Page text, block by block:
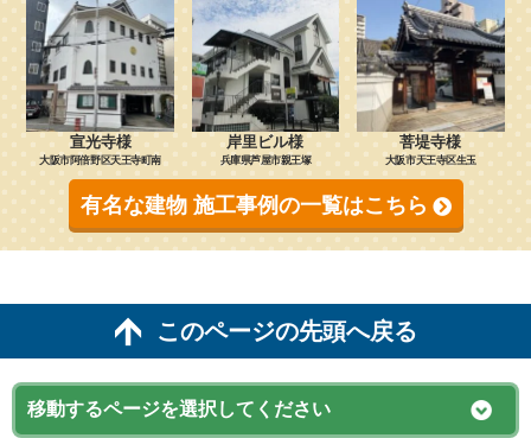
宣光寺様
大阪市阿倍野区天王寺町南
岸里ビル様
兵庫県芦屋市親王塚
菩堤寺様
大阪市天王寺区生玉
有名な建物 施工事例の一覧はこちら
このページの先頭へ戻る